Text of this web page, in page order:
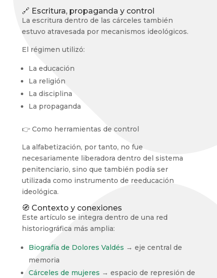
🔗 Escritura, propaganda y control
La escritura dentro de las cárceles también
estuvo atravesada por mecanismos ideológicos.
El régimen utilizó:
La educación
La religión
La disciplina
La propaganda
👉 Como herramientas de control
La alfabetización, por tanto, no fue
necesariamente liberadora dentro del sistema
penitenciario, sino que también podía ser
utilizada como instrumento de reeducación
ideológica.
🧭 Contexto y conexiones
Este artículo se integra dentro de una red
historiográfica más amplia:
Biografía de Dolores Valdés → eje central de
memoria
Cárceles de mujeres → espacio de represión de